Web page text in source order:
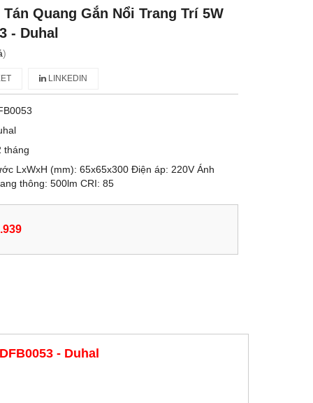
Quang Gắn Nổi Trang Trí 5W
- Duhal
)
LINKEDIN
tháng
LxWxH (mm): 65x65x300 Điện áp: 220V Ánh
thông: 500lm CRI: 85
- Duhal